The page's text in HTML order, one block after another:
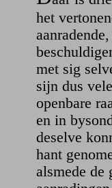
het
met sig
sijn dus
openbare
en in
deselve
hant
alsmede de